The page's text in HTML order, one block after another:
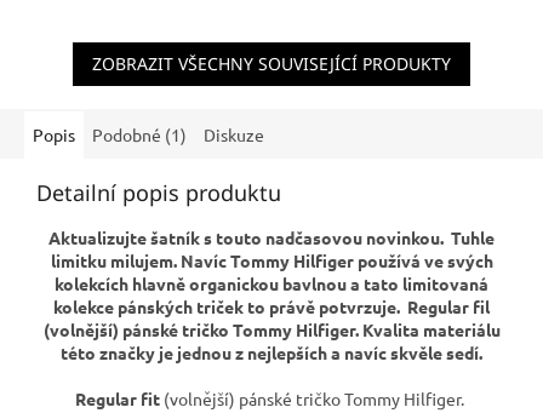
ZOBRAZIT VŠECHNY SOUVISEJÍCÍ PRODUKTY
Popis Podobné (1) Diskuze
Detailní popis produktu
Aktualizujte šatník s touto nadčasovou novinkou. Tuhle
limitku milujem. Navíc Tommy Hilfiger používá ve svých
kolekcích hlavně organickou bavlnou a tato limitovaná
kolekce pánských triček to právě potvrzuje. Regular fil
(volnější) pánské tričko Tommy Hilfiger. Kvalita materiálu
této značky je jednou z nejlepších a navíc skvěle sedí.
Regular fit (volnější) pánské tričko Tommy Hilfiger.